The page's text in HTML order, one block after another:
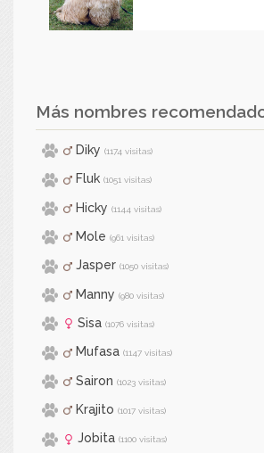
Más nombres
Diky (1174 visitas)
Fluk (1051 visitas)
Hicky (1144 visitas)
Mole (961 visitas)
Jasper (1050 visitas)
Manny (980 visitas)
Sisa (1076 visitas)
Mufasa (1147 visitas)
Sairon (1023 visitas)
Krajito (1017 visitas)
Jobita (1100 visitas)